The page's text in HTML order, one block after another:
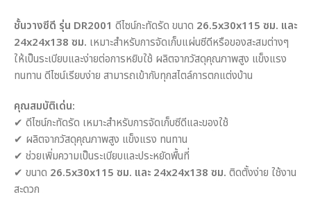
ชั้นวางซีดี รุ่น DR2001 ดีไซน์กะทัดรัด ขนาด 26.5x30x115 ซม. และ
24x24x138 ซม. เหมาะสำหรับการจัดเก็บแผ่นซีดีหรือของสะสมต่างๆ
ให้เป็นระเบียบและง่ายต่อการหยิบใช้ ผลิตจากวัสดุคุณภาพสูง แข็งแรง
ทนทาน ดีไซน์เรียบง่าย สามารถเข้ากับทุกสไตล์การตกแต่งบ้าน
คุณสมบัติเด่น:
✔ ดีไซน์กะทัดรัด เหมาะสำหรับการจัดเก็บซีดีและของใช้
✔ ผลิตจากวัสดุคุณภาพสูง แข็งแรง ทนทาน
✔ ช่วยเพิ่มความเป็นระเบียบและประหยัดพื้นที่
✔ ขนาด 26.5x30x115 ซม. และ 24x24x138 ซม. ติดตั้งง่าย ใช้งาน
สะดวก